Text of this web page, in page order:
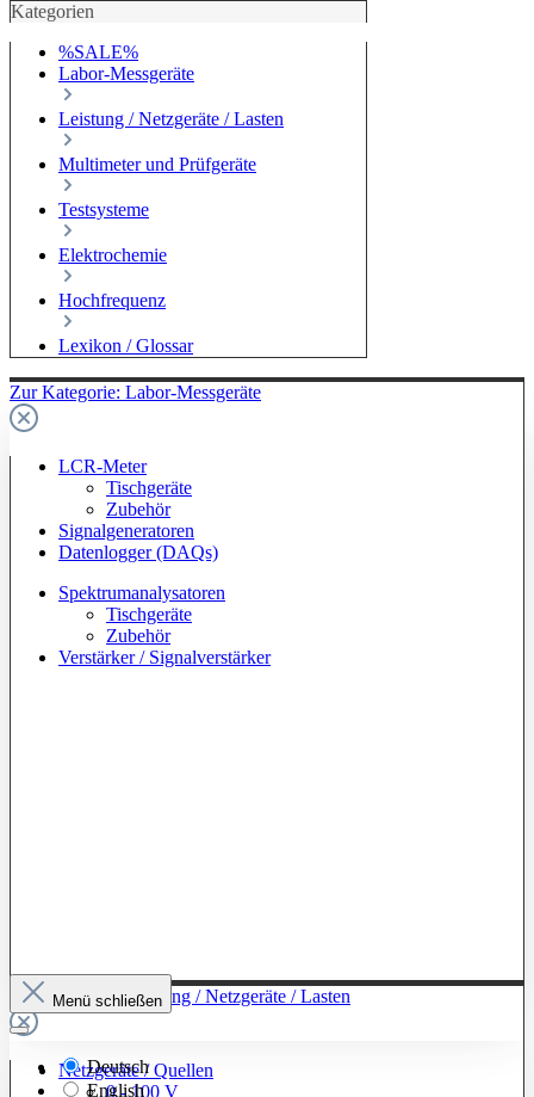
Kategorien
%SALE%
Labor-Messgeräte
Leistung / Netzgeräte / Lasten
Multimeter und Prüfgeräte
Testsysteme
Elektrochemie
Hochfrequenz
Lexikon / Glossar
Zur Kategorie: Labor-Messgeräte
LCR-Meter
Tischgeräte
Zubehör
Signalgeneratoren
Datenlogger (DAQs)
Spektrumanalysatoren
Tischgeräte
Zubehör
Verstärker / Signalverstärker
Zur Kategorie: Leistung / Netzgeräte / Lasten
Netzgeräte / Quellen
0 - 100 V
Menü schließen
Deutsch
English